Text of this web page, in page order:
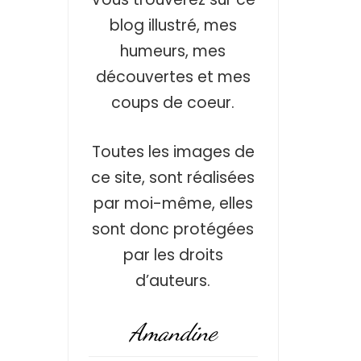
blog illustré, mes
humeurs, mes
découvertes et mes
coups de coeur.
Toutes les images de
ce site, sont réalisées
par moi-même, elles
sont donc protégées
par les droits
d’auteurs.
Amandine